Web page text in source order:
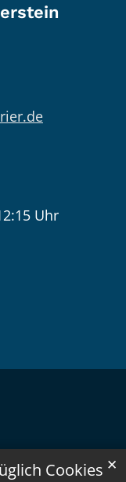
Cookies ✕
Uhr